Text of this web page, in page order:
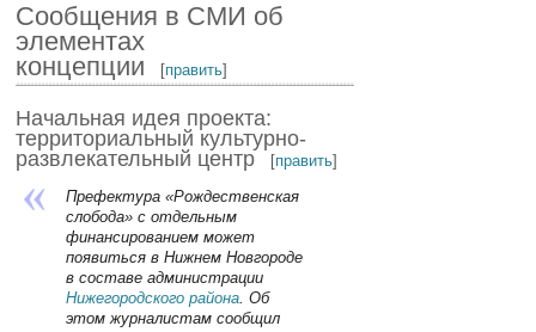
Сообщения в СМИ об
элементах
концепции
[править]
Начальная идея проекта:
территориальный культурно-
развлекательный центр
[править]
Префектура «Рождественская
слобода» с отдельным
финансированием может
появиться в Нижнем Новгороде
в составе администрации
Нижегородского района. Об
этом журналистам сообщил